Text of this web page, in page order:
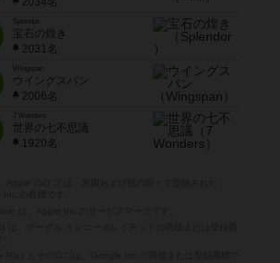
宝石の煌き
2031名
Wingspan
ウイングスパン
2006名
7 Wonders
世界の七不思議
1920名